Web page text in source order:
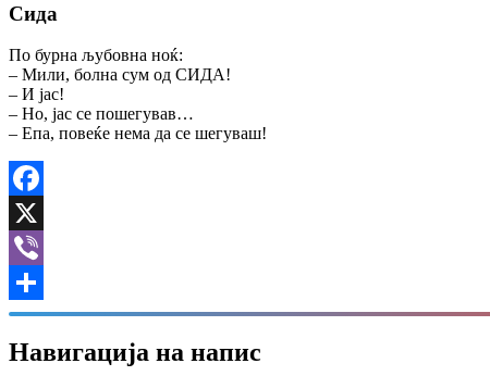
Сида
По бурна љубовна ноќ:
– Мили, болна сум од СИДА!
– И јас!
– Но, јас се пошегував…
– Епа, повеќе нема да се шегуваш!
Facebook
X
Viber
Share
Навигација на напис